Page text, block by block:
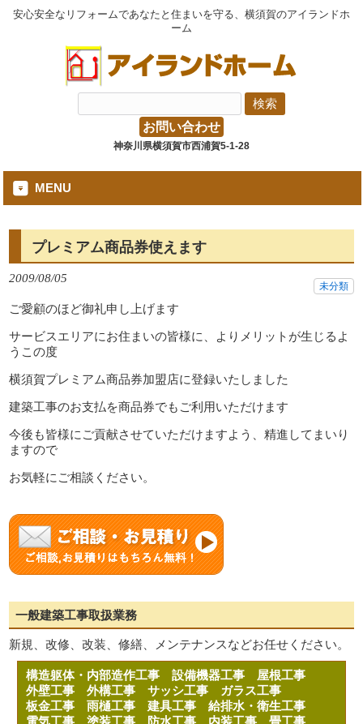
安心安全なリフォームであなたと住まいを守る、横須賀のアイランドホ
ーム
お問い合わせ
神奈川県横須賀市西浦賀5-1-28
MENU
プレミアム商品券使えます
2009/08/05
未分類
ご愛顧のほど御礼申し上げます
サービスエリアにお住まいの皆様に、よりメリットが生じるよ
うこの度
横須賀プレミアム商品券加盟店に登録いたしました
建築工事のお支払を商品券でもご利用いただけます
今後も皆様にご貢献させていただけますよう、精進してまいり
ますので
お気軽にご相談ください。
一般建築工事取扱業務
新規、改修、改装、修繕、メンテナンスなどお任せください。
構造躯体・内部造作工事設備機器工事 屋根工事
外壁工事外構工事サッシ工事 ガラス工事
板金工事雨樋工事建具工事給排水・衛生工事
電気工事塗装工事 防水工事 内装工事畳工事